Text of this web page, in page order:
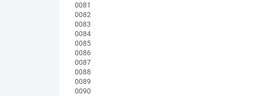
0081
0082
0083
0084
0085
0086
0087
0088
0089
0090